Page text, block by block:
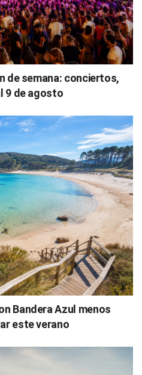
de semana: conciertos,
9 de agosto
Bandera Azul menos
este verano